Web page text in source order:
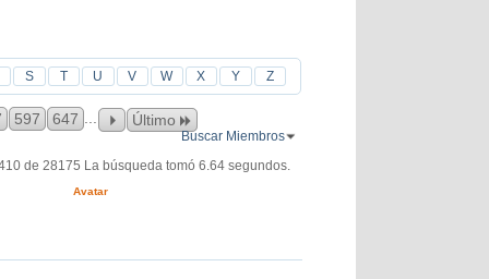
S T U V W X Y Z
597 647 Último
Buscar Miembros
de 28175 La búsqueda tomó 6.64 segundos.
Avatar